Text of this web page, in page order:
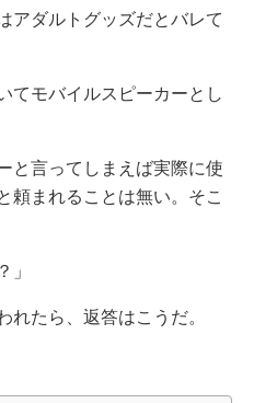
アダルトグッズだとバレて
てモバイルスピーカーとし
と言ってしまえば実際に使
頼まれることは無い。そこ
」
れたら、返答はこうだ。